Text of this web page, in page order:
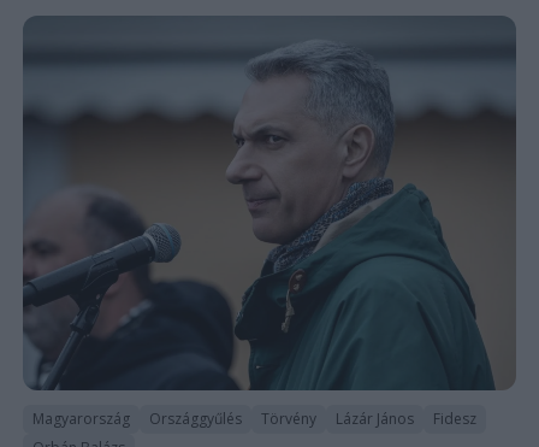
Magyarország Országgyűlés Törvény Lázár János
Fidesz